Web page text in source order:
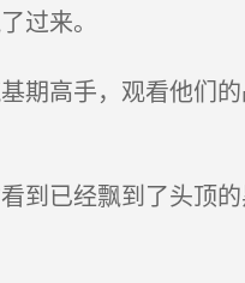
过来。
期高手，观看他们
已经飘到了头顶的